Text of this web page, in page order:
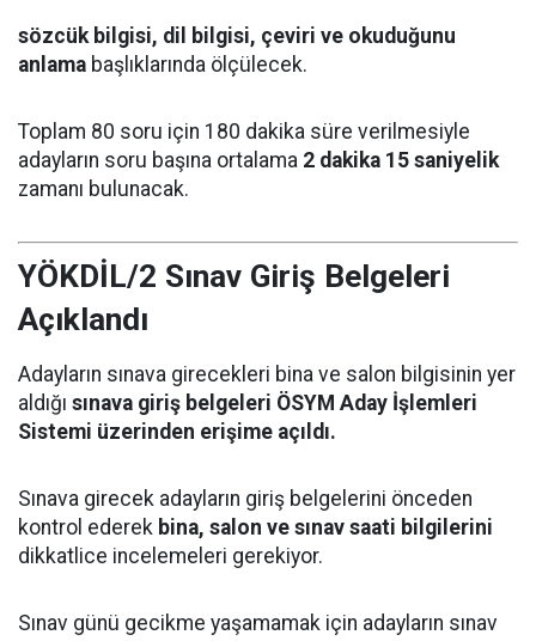
sözcük bilgisi, dil bilgisi, çeviri ve okuduğunu
anlama başlıklarında ölçülecek.
Toplam 80 soru için 180 dakika süre verilmesiyle
adayların soru başına ortalama 2 dakika 15 saniyelik
zamanı bulunacak.
YÖKDİL/2 Sınav Giriş Belgeleri
Açıklandı
Adayların sınava girecekleri bina ve salon bilgisinin yer
aldığı sınava giriş belgeleri ÖSYM Aday İşlemleri
Sistemi üzerinden erişime açıldı.
Sınava girecek adayların giriş belgelerini önceden
kontrol ederek bina, salon ve sınav saati bilgilerini
dikkatlice incelemeleri gerekiyor.
Sınav günü gecikme yaşamamak için adayların sınav